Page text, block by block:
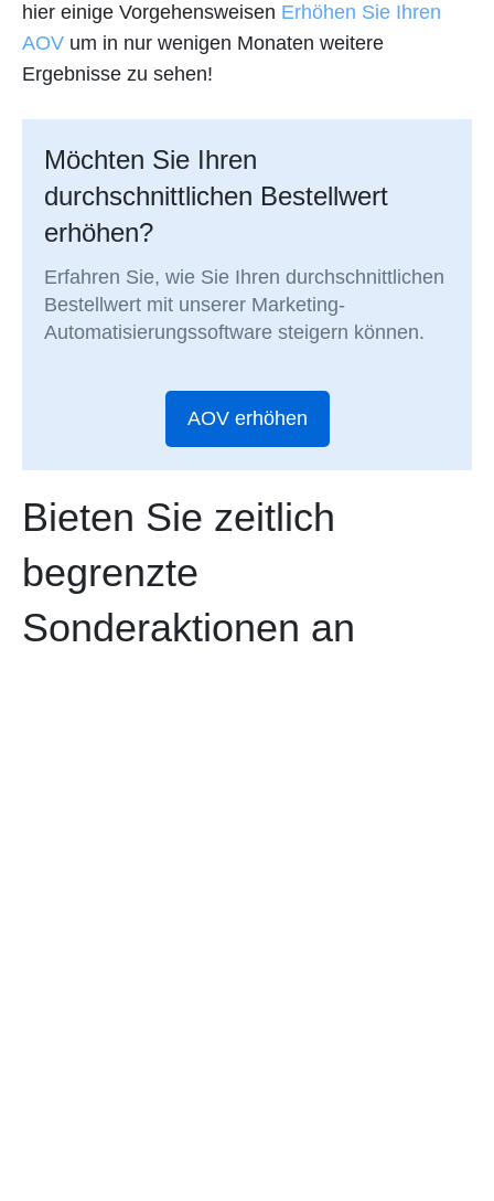
hier einige Vorgehensweisen Erhöhen Sie Ihren
AOV um in nur wenigen Monaten weitere
Ergebnisse zu sehen!
Möchten Sie Ihren
durchschnittlichen Bestellwert
erhöhen?
Erfahren Sie, wie Sie Ihren durchschnittlichen
Bestellwert mit unserer Marketing-
Automatisierungssoftware steigern können.
AOV erhöhen
Bieten Sie zeitlich
begrenzte
Sonderaktionen an